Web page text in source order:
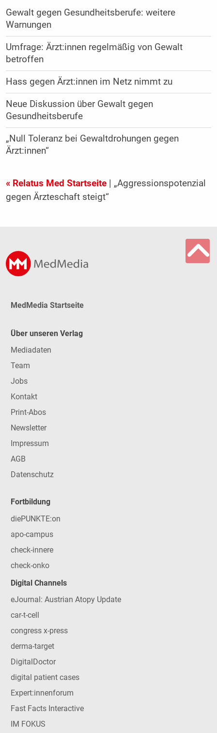
Gewalt gegen Gesundheitsberufe: weitere
Warnungen
Umfrage: Ärzt:innen regelmäßig von Gewalt
betroffen
Hass gegen Ärzt:innen im Netz nimmt zu
Neue Diskussion über Gewalt gegen
Gesundheitsberufe
„Null Toleranz bei Gewalt­drohungen gegen
Ärzt:innen“
« Relatus Med Startseite| „Aggressionspotenzial
gegen Ärzteschaft steigt“
MedMedia Startseite
Über unseren Verlag
Mediadaten
Team
Jobs
Kontakt
Print-Abos
Newsletter
Impressum
AGB
Datenschutz
Fortbildung
diePUNKTE:on
apo-campus
check-innere
check-onko
Digital Channels
eJournal: Austrian Atopy Update
car-t-cell
congress x-press
derma-target
DigitalDoctor
digital patient cases
Expert:innenforum
Fast Facts Interactive
IM FOKUS